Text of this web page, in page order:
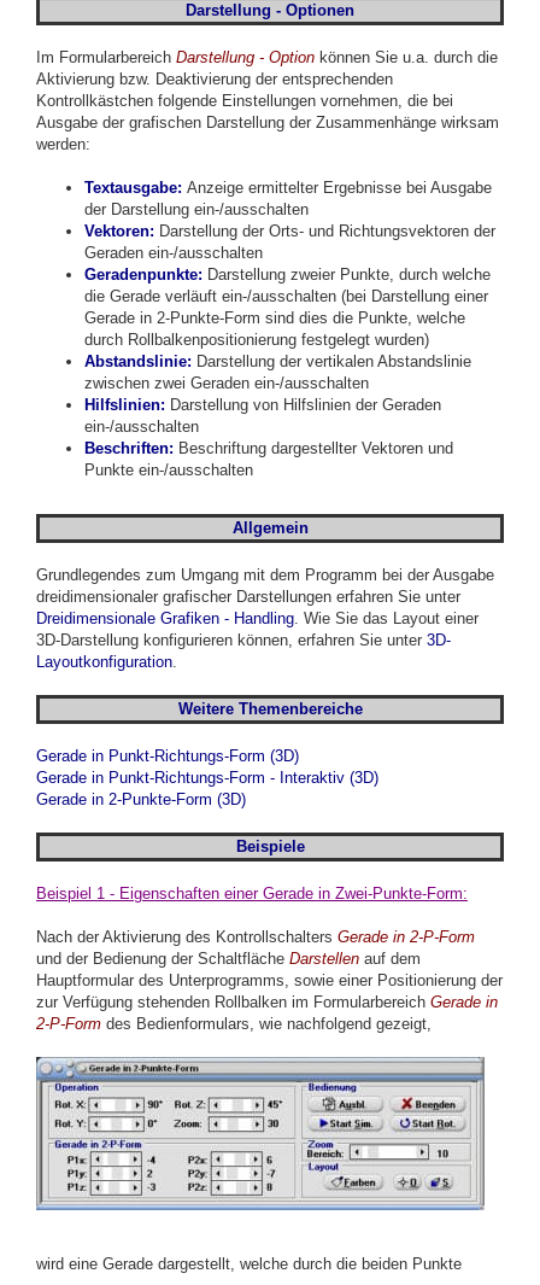
Darstellung - Optionen
Im Formularbereich Darstellung - Option können Sie u.a. durch die
Aktivierung bzw. Deaktivierung der entsprechenden
Kontrollkästchen folgende Einstellungen vornehmen, die bei
Ausgabe der grafischen Darstellung der Zusammenhänge wirksam
werden:
Textausgabe: Anzeige ermittelter Ergebnisse bei Ausgabe
der Darstellung ein-/ausschalten
Vektoren: Darstellung der Orts- und Richtungsvektoren der
Geraden ein-/ausschalten
Geradenpunkte: Darstellung zweier Punkte, durch welche
die Gerade verläuft ein-/ausschalten (bei Darstellung einer
Gerade in 2-Punkte-Form sind dies die Punkte, welche
durch Rollbalkenpositionierung festgelegt wurden)
Abstandslinie: Darstellung der vertikalen Abstandslinie
zwischen zwei Geraden ein-/ausschalten
Hilfslinien: Darstellung von Hilfslinien der Geraden
ein-/ausschalten
Beschriften: Beschriftung dargestellter Vektoren und
Punkte ein-/ausschalten
Allgemein
Grundlegendes zum Umgang mit dem Programm bei der Ausgabe
dreidimensionaler grafischer Darstellungen erfahren Sie unter
Dreidimensionale Grafiken - Handling. Wie Sie das Layout einer
3D-Darstellung konfigurieren können, erfahren Sie unter 3D-
Layoutkonfiguration.
Weitere Themenbereiche
Gerade in Punkt-Richtungs-Form (3D)
Gerade in Punkt-Richtungs-Form - Interaktiv (3D)
Gerade in 2-Punkte-Form (3D)
Beispiele
Beispiel 1 - Eigenschaften einer Gerade in Zwei-Punkte-Form:
Nach der Aktivierung des Kontrollschalters Gerade in 2-P-Form
und der Bedienung der Schaltfläche Darstellen auf dem
Hauptformular des Unterprogramms, sowie einer Positionierung der
zur Verfügung stehenden Rollbalken im Formularbereich Gerade in
2-P-Form des Bedienformulars, wie nachfolgend gezeigt,
wird eine Gerade dargestellt, welche durch die beiden Punkte